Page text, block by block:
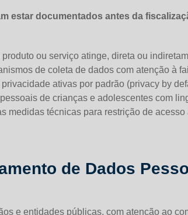
estar documentados antes da
produto ou serviço atinge, direta ou
de coleta de dados com atenção à
ativas por padrão (privacy by
de crianças e adolescentes com
medidas técnicas para restrição de
de Dados
e entidades públicas, com atenção ao